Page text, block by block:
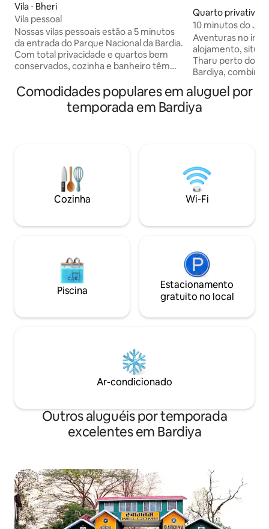
Vila ⋅ Bheri
Vila pessoal
Nossas vilas pessoais estão a 5 minutos
da entrada do Parque Nacional da Bardia.
Com total privacidade e quartos bem
conservados, cozinha e banheiro têm
hóspede uma experiência caseira, tanto
para hóspedes com família como para
viajantes/pesquisadores, etc. Rodeado
parceiros no resort estão
continuamente envolvidos em fornecer
atividades como safári/caminhada na
selva, etc.
Quarto privativo ⋅
10 minutos do
hidromassagem
Aventuras no
alojamento,
Tharu perto do
Bardiya, combina
Tharu local com
Jantar no terraço
golfinhos - Museu
Templo Thakurbaba –
natureza, a
Comodidades populares em aluguel por
temporada em Bardiya
Cozinha Wi-Fi
Piscina
Estacionamento
gratuito no local
Ar-condicionado
Outros aluguéis por temporada
excelentes em Bardiya